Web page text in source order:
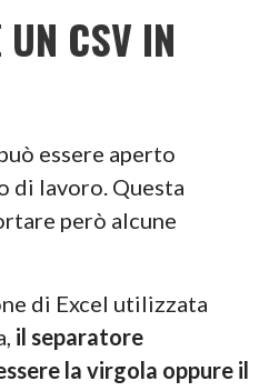
CSV IN
essere aperto
di lavoro. Questa
però alcune
di Excel utilizzata
il separatore
la virgola oppure il